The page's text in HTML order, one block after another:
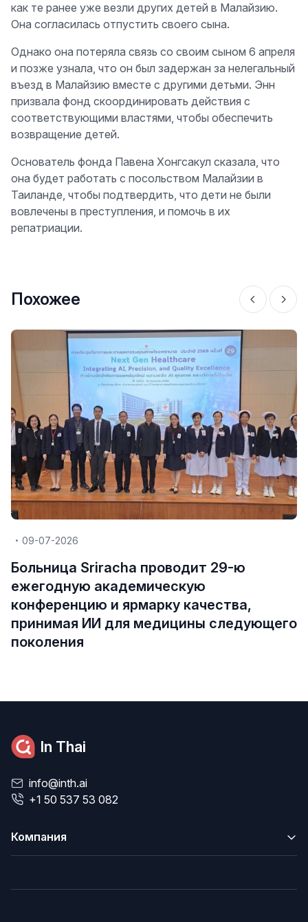
как те ранее уже везли других детей в Малайзию.
Она согласилась отпустить своего сына.
Однако она потеряла связь со своим сыном 6 апреля
и позже узнала, что он был задержан за нелегальный
въезд в Малайзию вместе с другими детьми. Энн
призвала фонд скоординировать действия с
соответствующими властями, чтобы обеспечить
возвращение детей.
Основатель фонда Павена Хонгсакул сказала, что
она будет работать с посольством Малайзии в
Таиланде, чтобы подтвердить, что дети не были
вовлечены в преступления, и помочь в их
репатриации.
Похожее
09-07-2026
Больница Sriracha проводит 29-ю
ежегодную академическую
конференцию и ярмарку качества,
принимая ИИ для медицины следующего
поколения
In Thai
info@inth.ai
+1 50 537 53 082
Компания